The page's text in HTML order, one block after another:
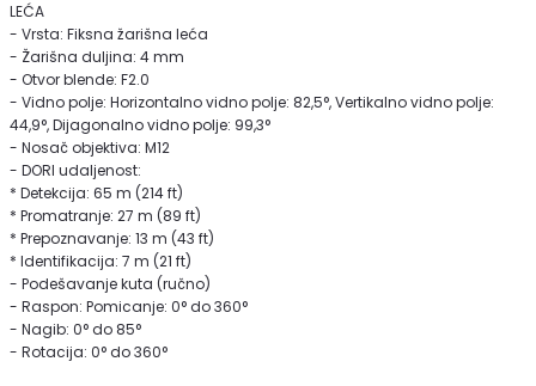
LEĆA
- Vrsta: Fiksna žarišna leća
- Žarišna duljina: 4 mm
- Otvor blende: F2.0
- Vidno polje: Horizontalno vidno polje: 82,5°, Vertikalno vidno polje:
44,9°, Dijagonalno vidno polje: 99,3°
- Nosač objektiva: M12
- DORI udaljenost:
* Detekcija: 65 m (214 ft)
* Promatranje: 27 m (89 ft)
* Prepoznavanje: 13 m (43 ft)
* Identifikacija: 7 m (21 ft)
- Podešavanje kuta (ručno)
- Raspon: Pomicanje: 0° do 360°
- Nagib: 0° do 85°
- Rotacija: 0° do 360°